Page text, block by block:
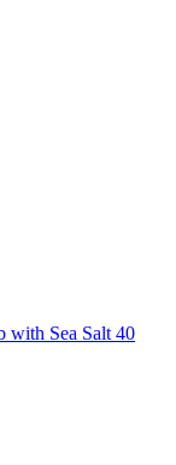
with Sea Salt 40